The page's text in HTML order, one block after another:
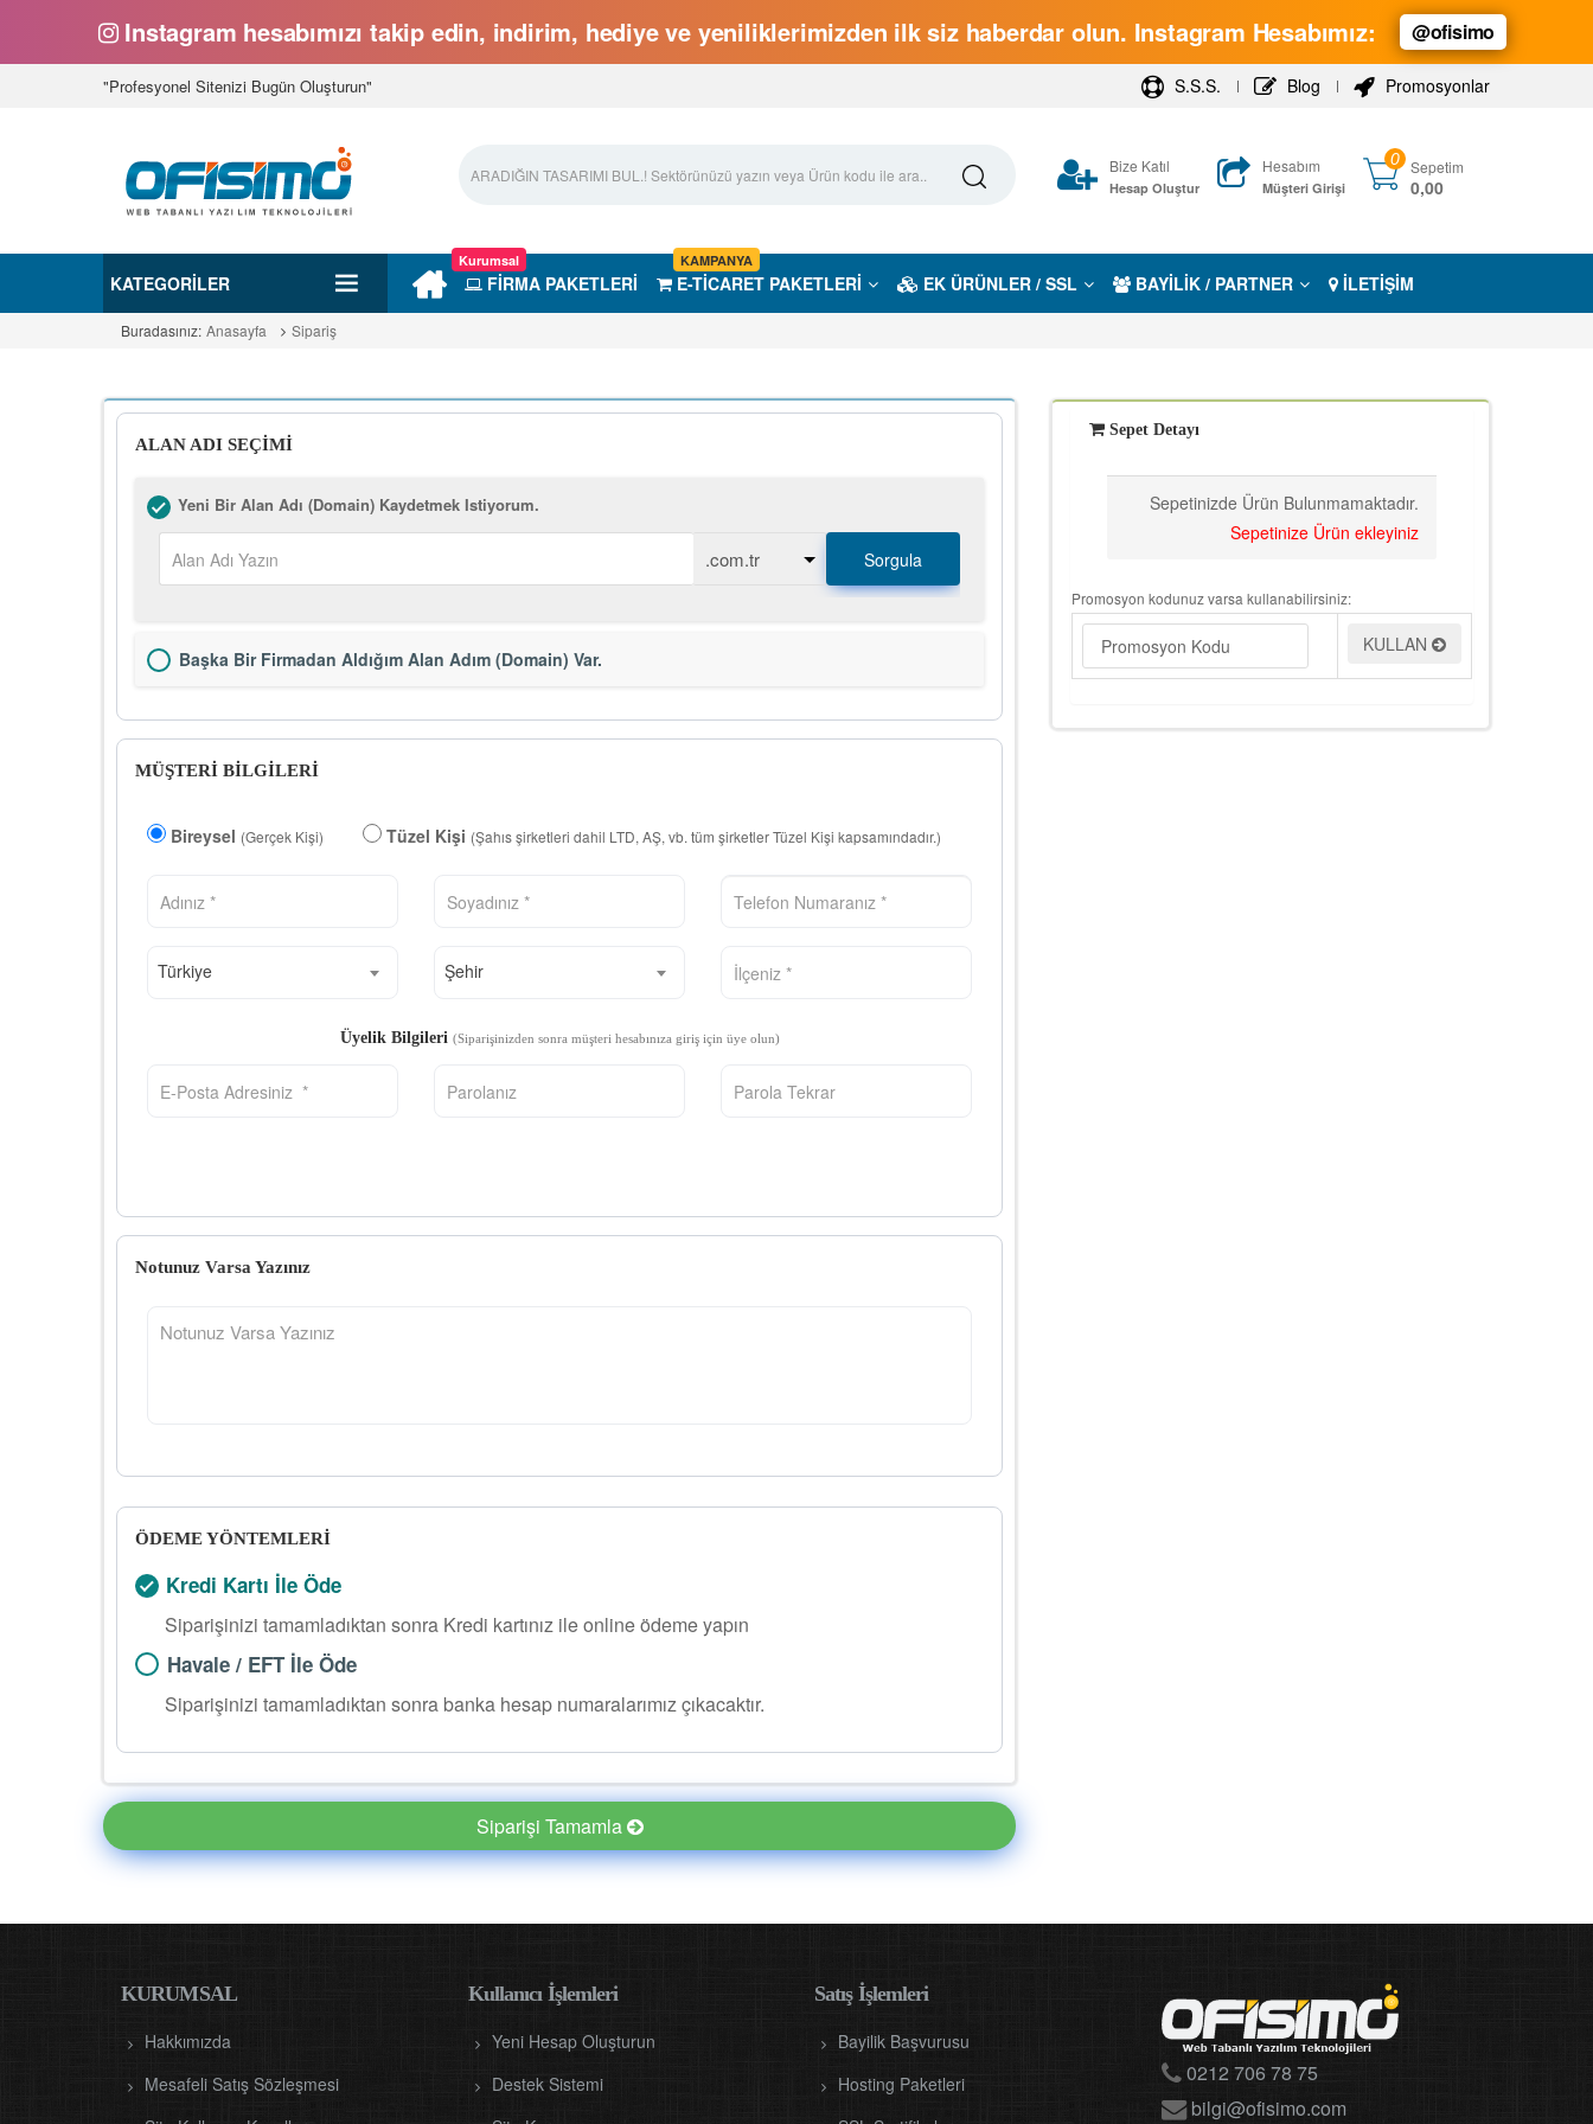
Instagram hesabımızı takip edin, indirim, hediye ve yeniliklerimizden ilk siz haberdar olun. Instagram Hesabımız: @ofisimo
"Profesyonel Sitenizi Bugün Oluşturun" S.S.S. Blog Promosyonlar
Bize Katıl
Hesap Oluştur
Hesabım
Müşteri Girişi
0 Sepetim
0,00
KATEGORILER FİRMA PAKETLERİ
Kurumsal
E-TİCARET PAKETLERİ
KAMPANYA
EK ÜRÜNLER / SSL BAYİLİK / PARTNER İLETİŞİM
Buradasınız: Anasayfa Sipariş
Sepet Detayı
Sepetinizde Ürün Bulunmamaktadır.
Sepetinize Ürün ekleyiniz
Promosyon kodunuz varsa kullanabilirsiniz:
KULLAN
ALAN ADI SEÇİMİ
Yeni Bir Alan Adı (Domain) Kaydetmek Istiyorum.
Sorgula
Başka Bir Firmadan Aldığım Alan Adım (Domain) Var.
MÜŞTERİ BİLGİLERİ
Bireysel (Gerçek Kişi) Tüzel Kişi (Şahıs şirketleri dahil LTD, AŞ, vb. tüm şirketler Tüzel Kişi kapsamındadır.)
Türkiye Şehir
Üyelik Bilgileri (Siparişinizden sonra müşteri hesabınıza giriş için üye olun)
Notunuz Varsa Yazınız
ÖDEME YÖNTEMLERİ
Kredi Kartı İle Öde
Siparişinizi tamamladıktan sonra Kredi kartınız ile online ödeme yapın
Havale / EFT İle Öde
Siparişinizi tamamladıktan sonra banka hesap numaralarımız çıkacaktır.
Siparişi Tamamla
KURUMSAL
Hakkımızda
Mesafeli Satış Sözleşmesi
Kullanıcı İşlemleri
Yeni Hesap Oluşturun
Destek Sistemi
Satış İşlemleri
Bayilik Başvurusu
Hosting Paketleri
0212 706 78 75
bilgi@ofisimo.com